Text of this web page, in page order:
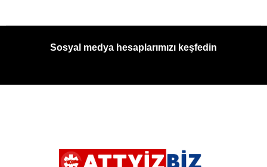
Sosyal medya hesaplarımızı keşfedin